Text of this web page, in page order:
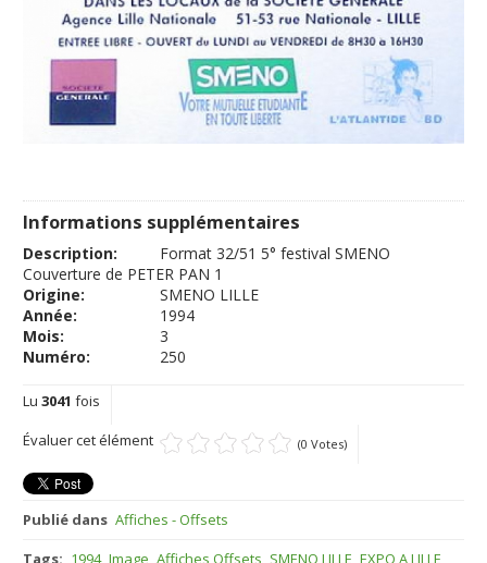
Informations supplémentaires
Description:
Format 32/51 5° festival SMENO
Couverture de PETER PAN 1
Origine:
SMENO LILLE
Année:
1994
Mois:
3
Numéro:
250
Lu3041 fois
Évaluer cet élément
(0 Votes)
Publié dans Affiches - Offsets
Tags: 1994 Image Affiches Offsets SMENO LILLE EXPO A LILLE